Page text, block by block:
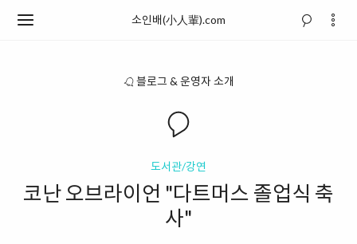
소인배(小人輩).com
블로그 & 운영자 소개
도서관/강연
코난 오브라이언 "다트머스 졸업식 축
사"